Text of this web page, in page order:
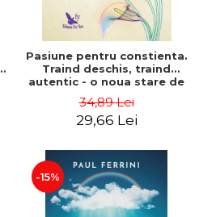
Pasiune pentru constienta.
Traind deschis, traind
autentic - o noua stare de
34,89 Lei
29,66 Lei
-15%